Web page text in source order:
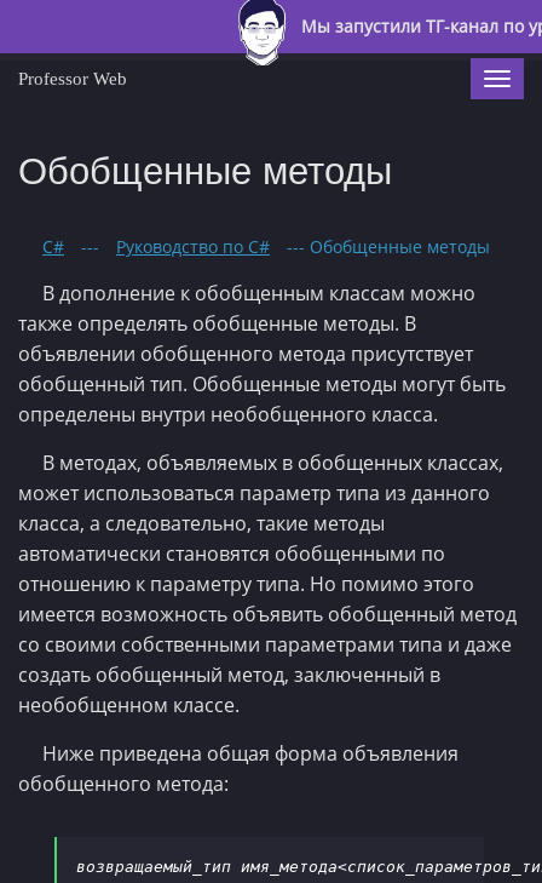
Мы запустили ТГ-канал по
Professor Web
Обобщенные методы
C# --- Руководство по C# --- Обобщенные методы
В дополнение к обобщенным классам можно
также определять обобщенные методы. В
объявлении обобщенного метода присутствует
обобщенный тип. Обобщенные методы могут быть
определены внутри необобщенного класса.
В методах, объявляемых в обобщенных классах,
может использоваться параметр типа из данного
класса, а следовательно, такие методы
автоматически становятся обобщенными по
отношению к параметру типа. Но помимо этого
имеется возможность объявить обобщенный метод
со своими собственными параметрами типа и даже
создать обобщенный метод, заключенный в
необобщенном классе.
Ниже приведена общая форма объявления
обобщенного метода:
возвращаемый_тип